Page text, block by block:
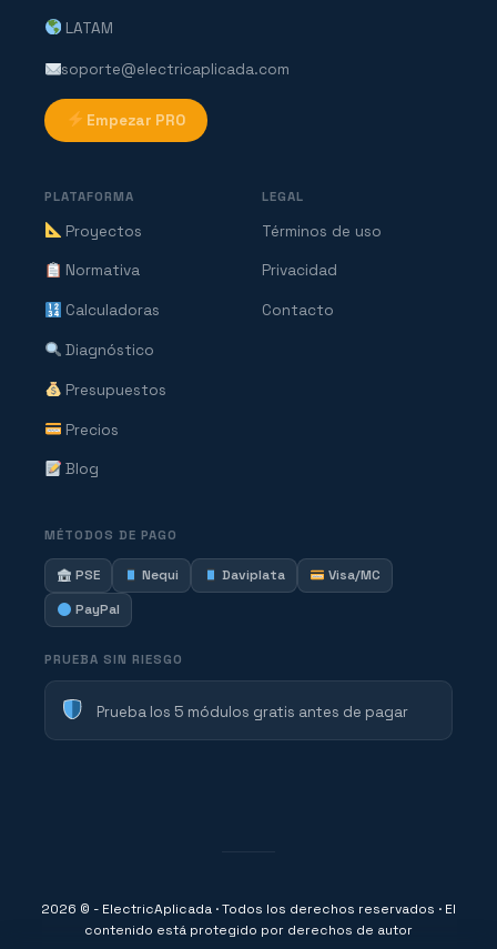
LATAM
soporte@electricaplicada.com
Empezar PRO
PLATAFORMA
Proyectos
Normativa
Calculadoras
Diagnóstico
Presupuestos
Precios
Blog
LEGAL
Términos de uso
Privacidad
Contacto
MÉTODOS DE PAGO
PSE Nequi Daviplata
Visa/MC
PayPal
PRUEBA SIN RIESGO
Prueba los 5 módulos gratis antes de pagar
2026 © - ElectricAplicada · Todos los derechos reservados · El
contenido está protegido por derechos de autor